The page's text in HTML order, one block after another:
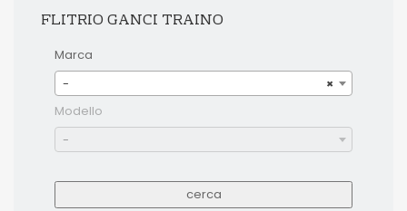
FLITRIO GANCI TRAINO
Marca
×
-
Modello
-